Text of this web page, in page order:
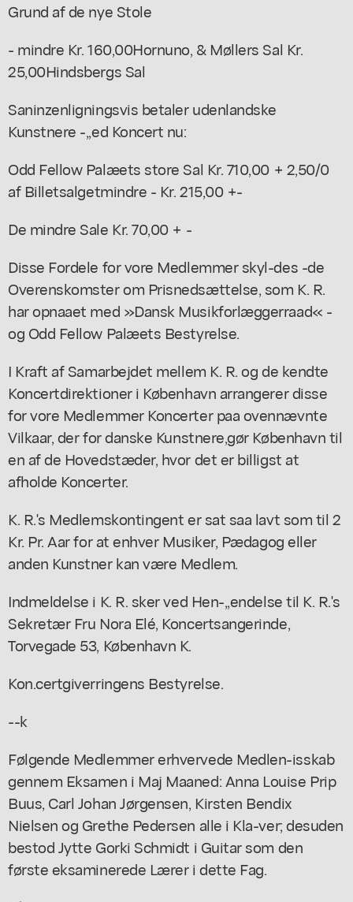
Grund af de nye Stole
- mindre Kr. 160,00Hornuno, & Møllers Sal Kr.
25,00Hindsbergs Sal
Saninzenligningsvis betaler udenlandske
Kunstnere -,,ed Koncert nu:
Odd Fellow Palæets store Sal Kr. 710,00 + 2,50/0
af Billetsalgetmindre - Kr. 215,00 +-
De mindre Sale Kr. 70,00 + -
Disse Fordele for vore Medlemmer skyl-des -de
Overenskomster om Prisnedsættelse, som K. R.
har opnaaet med »Dansk Musikforlæggerraad« -
og Odd Fellow Palæets Bestyrelse.
I Kraft af Samarbejdet mellem K. R. og de kendte
Koncertdirektioner i København arrangerer disse
for vore Medlemmer Koncerter paa ovennævnte
Vilkaar, der for danske Kunstnere,gør København til
en af de Hovedstæder, hvor det er billigst at
afholde Koncerter.
K. R.'s Medlemskontingent er sat saa lavt som til 2
Kr. Pr. Aar for at enhver Musiker, Pædagog eller
anden Kunstner kan være Medlem.
Indmeldelse i K. R. sker ved Hen-,,endelse til K. R.'s
Sekretær Fru Nora Elé, Koncertsangerinde,
Torvegade 53, København K.
Kon.certgiverringens Bestyrelse.
--k
Følgende Medlemmer erhvervede Medlen-isskab
gennem Eksamen i Maj Maaned: Anna Louise Prip
Buus, Carl Johan Jørgensen, Kirsten Bendix
Nielsen og Grethe Pedersen alle i Kla-ver; desuden
bestod Jytte Gorki Schmidt i Guitar som den
første eksaminerede Lærer i dette Fag.